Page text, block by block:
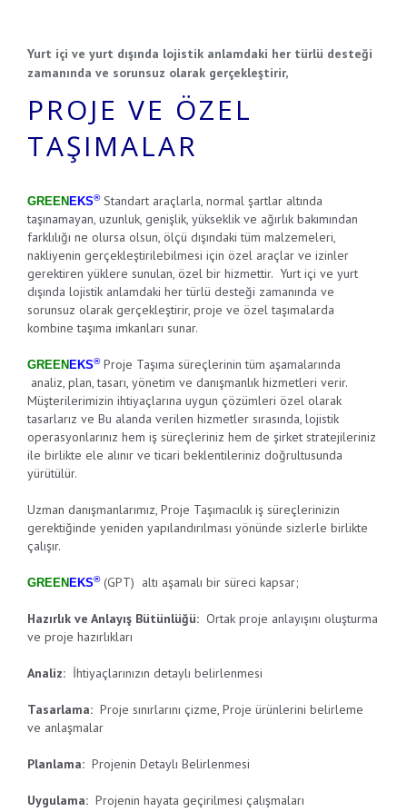
Yurt içi ve yurt dışında lojistik anlamdaki her türlü desteği
zamanında ve sorunsuz olarak gerçekleştirir,
PROJE VE ÖZEL
TAŞIMALAR
GREEN EKS® Standart araçlarla, normal şartlar altında
taşınamayan, uzunluk, genişlik, yükseklik ve ağırlık bakımından
farklılığı ne olursa olsun, ölçü dışındaki tüm malzemeleri,
nakliyenin gerçekleştirilebilmesi için özel araçlar ve izinler
gerektiren yüklere sunulan, özel bir hizmettir. Yurt içi ve yurt
dışında lojistik anlamdaki her türlü desteği zamanında ve
sorunsuz olarak gerçekleştirir, proje ve özel taşımalarda
kombine taşıma imkanları sunar.
GREEN EKS® Proje Taşıma süreçlerinin tüm aşamalarında
analiz, plan, tasarı, yönetim ve danışmanlık hizmetleri verir.
Müşterilerimizin ihtiyaçlarına uygun çözümleri özel olarak
tasarlarız ve Bu alanda verilen hizmetler sırasında, lojistik
operasyonlarınız hem iş süreçleriniz hem de şirket stratejileriniz
ile birlikte ele alınır ve ticari beklentileriniz doğrultusunda
yürütülür.
Uzman danışmanlarımız, Proje Taşımacılık iş süreçlerinizin
gerektiğinde yeniden yapılandırılması yönünde sizlerle birlikte
çalışır.
GREEN EKS® (GPT) altı aşamalı bir süreci kapsar;
Hazırlık ve Anlayış Bütünlüğü: Ortak proje anlayışını oluşturma
ve proje hazırlıkları
Analiz: İhtiyaçlarınızın detaylı belirlenmesi
Tasarlama: Proje sınırlarını çizme, Proje ürünlerini belirleme
ve anlaşmalar
Planlama: Projenin Detaylı Belirlenmesi
Uygulama: Projenin hayata geçirilmesi çalışmaları